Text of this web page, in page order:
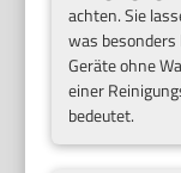
achten. Sie
was
Geräte ohne
einer
bedeutet.